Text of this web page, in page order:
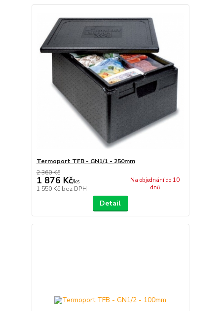
Termoport TFB - GN1/1 - 250mm
2 360 Kč
1 876 Kč/ks
1 550 Kč bez DPH
Na objednání do 10
dnů
Detail